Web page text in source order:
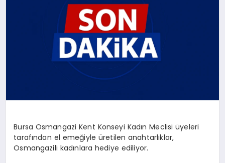
Bursa Osmangazi Kent Konseyi Kadın Meclisi üyeleri
tarafından el emeğiyle üretilen anahtarlıklar,
Osmangazili kadınlara hediye ediliyor.